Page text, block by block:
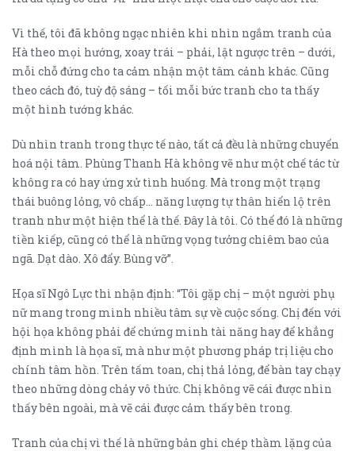
Vì thế, tôi đã không ngạc nhiên khi nhìn ngắm tranh của
Hà theo mọi hướng, xoay trái – phải, lật ngược trên – dưới,
mỗi chỗ đứng cho ta cảm nhận một tâm cảnh khác. Cũng
theo cách đó, tuỳ độ sáng – tối mỗi bức tranh cho ta thấy
một hình tướng khác.
Dù nhìn tranh trong thực tế nào, tất cả đều là những chuyển
hoá nội tâm. Phùng Thanh Hà không vẽ như một chế tác từ
không ra có hay ứng xử tình huống. Mà trong một trạng
thái buông lỏng, vô chấp… năng lượng tự thân hiển lộ trên
tranh như một hiện thể là thế. Đây là tôi. Có thể đó là những
tiền kiếp, cũng có thể là những vọng tưởng chiêm bao của
ngã. Dạt dào. Xô đẩy. Bùng vỡ”.
Họa sĩ Ngô Lực thì nhận định: “Tôi gặp chị – một người phụ
nữ mang trong mình nhiều tâm sự về cuộc sống. Chị đến với
hội họa không phải để chứng minh tài năng hay để khẳng
định mình là họa sĩ, mà như một phương pháp trị liệu cho
chính tâm hồn. Trên tấm toan, chị thả lỏng, để bàn tay chạy
theo những dòng chảy vô thức. Chị không vẽ cái được nhìn
thấy bên ngoài, mà vẽ cái được cảm thấy bên trong.
Tranh của chị vì thế là những bản ghi chép thầm lặng của